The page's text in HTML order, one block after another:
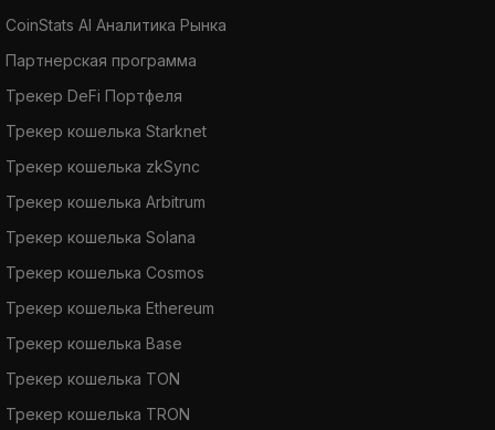
CoinStats AI Аналитика Рынка
Партнерская программа
Трекер DeFi Портфеля
Трекер кошелька Starknet
Трекер кошелька zkSync
Трекер кошелька Arbitrum
Трекер кошелька Solana
Трекер кошелька Cosmos
Трекер кошелька Ethereum
Трекер кошелька Base
Трекер кошелька TON
Трекер кошелька TRON